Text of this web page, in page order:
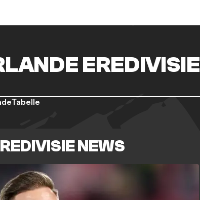
EREDIVISIE
Tabelle
NEWS